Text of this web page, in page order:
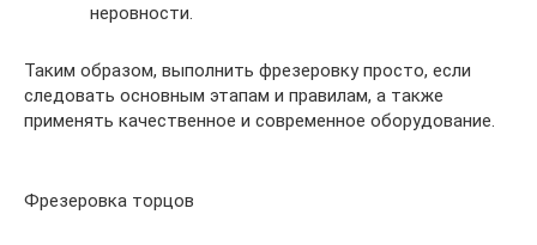
неровности.
Таким образом, выполнить фрезеровку просто, если
следовать основным этапам и правилам, а также
применять качественное и современное оборудование.
Фрезеровка торцов